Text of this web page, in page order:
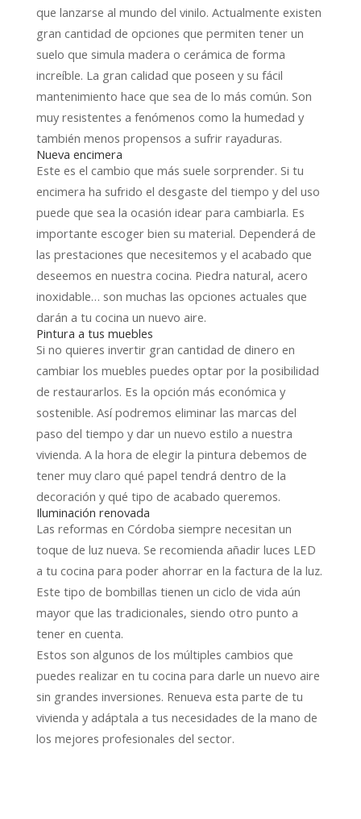
que lanzarse al mundo del vinilo. Actualmente existen
gran cantidad de opciones que permiten tener un
suelo que simula madera o cerámica de forma
increíble. La gran calidad que poseen y su fácil
mantenimiento hace que sea de lo más común. Son
muy resistentes a fenómenos como la humedad y
también menos propensos a sufrir rayaduras.
Nueva encimera
Este es el cambio que más suele sorprender. Si tu
encimera ha sufrido el desgaste del tiempo y del uso
puede que sea la ocasión idear para cambiarla. Es
importante escoger bien su material. Dependerá de
las prestaciones que necesitemos y el acabado que
deseemos en nuestra cocina. Piedra natural, acero
inoxidable… son muchas las opciones actuales que
darán a tu cocina un nuevo aire.
Pintura a tus muebles
Si no quieres invertir gran cantidad de dinero en
cambiar los muebles puedes optar por la posibilidad
de restaurarlos. Es la opción más económica y
sostenible. Así podremos eliminar las marcas del
paso del tiempo y dar un nuevo estilo a nuestra
vivienda. A la hora de elegir la pintura debemos de
tener muy claro qué papel tendrá dentro de la
decoración y qué tipo de acabado queremos.
Iluminación renovada
Las reformas en Córdoba siempre necesitan un
toque de luz nueva. Se recomienda añadir luces LED
a tu cocina para poder ahorrar en la factura de la luz.
Este tipo de bombillas tienen un ciclo de vida aún
mayor que las tradicionales, siendo otro punto a
tener en cuenta.
Estos son algunos de los múltiples cambios que
puedes realizar en tu cocina para darle un nuevo aire
sin grandes inversiones. Renueva esta parte de tu
vivienda y adáptala a tus necesidades de la mano de
los mejores profesionales del sector.